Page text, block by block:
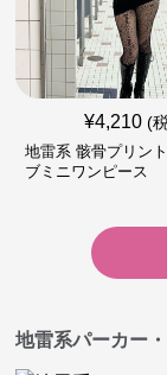
¥4,210 (
地雷系 骸骨プリン
ブミニワンピース
地雷系パーカー